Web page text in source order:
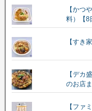
【かつ
料）【8
【すき
【デカ
のお店
【ファ